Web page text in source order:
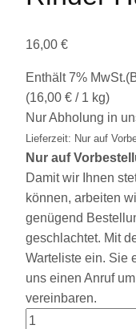
16,00 €
Enthält 7%
(16,00 € / 1 kg)
Nur Abholung in
Lieferzeit: Nur auf
Nur auf
Damit wir Ihnen
können, arbeiten
genügend
geschlachtet. Mit
Warteliste ein. Sie
uns einen Anruf
vereinbaren.
Rinder